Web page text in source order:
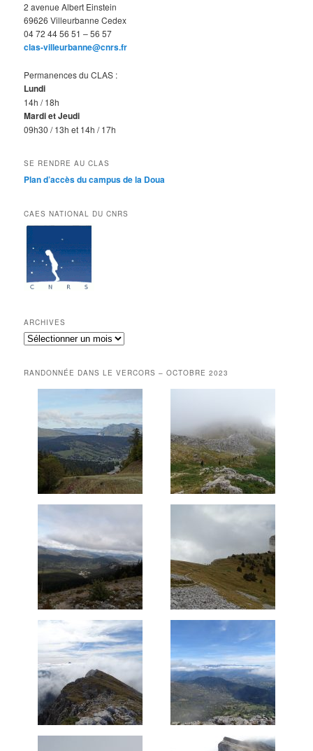
2 avenue Albert Einstein
69626 Villeurbanne Cedex
04 72 44 56 51 – 56 57
clas-villeurbanne@cnrs.fr
Permanences du CLAS :
Lundi
14h / 18h
Mardi et Jeudi
09h30 / 13h et 14h / 17h
SE RENDRE AU CLAS
Plan d’accès du campus de la Doua
CAES NATIONAL DU CNRS
ARCHIVES
Archives
RANDONNÉE DANS LE VERCORS – OCTOBRE 2023